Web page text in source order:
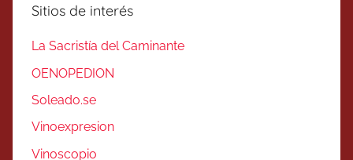
Sitios de interés
La Sacristía del Caminante
OENOPEDION
Soleado.se
Vinoexpresion
Vinoscopio